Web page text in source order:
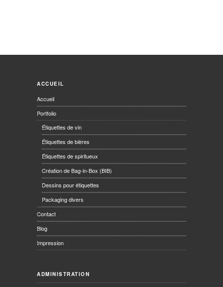
ACCUEIL
Accueil
Portfolio
Étiquettes de vin
Étiquettes de bières
Étiquettes de spiritueux
Création de Bag-in-Box (BIB)
Dessins pour étiquettes
Packaging divers
Contact
Blog
Impression
ADMINISTRATION